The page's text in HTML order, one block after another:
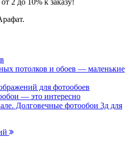
от 2 до 10% к заказу!
потолков и обоев — маленькие
для фотообоев
— это интересно
Долговечные фотообои 3д для